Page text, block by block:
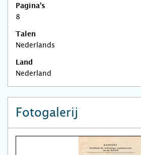
Pagina's
8
Talen
Nederlands
Land
Nederland
Fotogalerij